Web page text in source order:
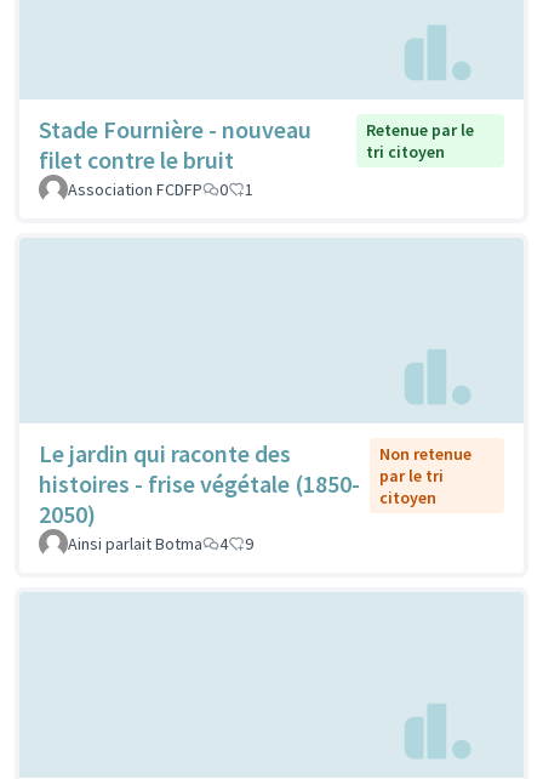
Stade Fournière - nouveau
filet contre le bruit
Retenue par le
tri citoyen
Association FCDFP
0 1
Le jardin qui raconte des
histoires - frise végétale (1850-
2050)
Non retenue
par le tri
citoyen
Ainsi parlait Botma 4 9